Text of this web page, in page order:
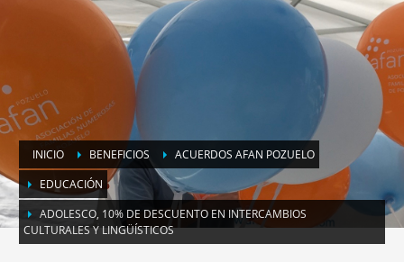
INICIO BENEFICIOS
ACUERDOS AFAN POZUELO
EDUCACIÓN
ADOLESCO, 10% DE DESCUENTO EN INTERCAMBIOS
CULTURALES Y LINGÜÍSTICOS